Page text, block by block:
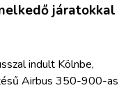
járatokkal
indult Kölnbe,
Airbus 350-900-as